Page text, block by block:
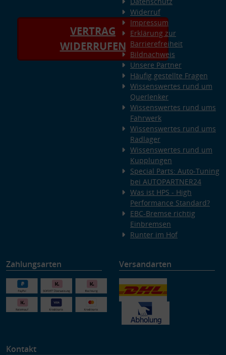
VERTRAG
WIDERRUFEN
Widerruf
Impressum
Erklärung zur
Barrierefreiheit
Bildnachweis
Unsere Partner
Häufig gestellte Fragen
Wissenswertes rund um
Querlenker
Wissenswertes rund ums
Fahrwerk
Wissenswertes rund ums
Radlager
Wissenswertes rund um
Kupplungen
Special Parts: Auto-Tuning
bei AUTOPARTNER24
Was ist HPS - High
Performance Standard?
EBC-Bremse richtig
Einbremsen
Runter im Hof
Zahlungsarten Versandarten
Kontakt